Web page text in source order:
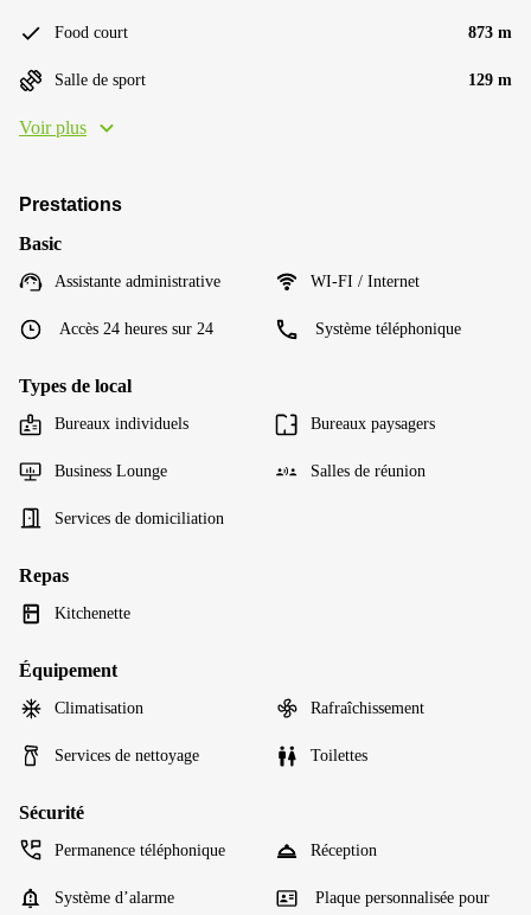
Food court 873 m
Salle de sport 129 m
Voir plus
Prestations
Basic
Assistante administrative WI-FI / Internet
Accès 24 heures sur 24 Système téléphonique
Types de local
Bureaux individuels Bureaux paysagers
Business Lounge Salles de réunion
Services de domiciliation
Repas
Kitchenette
Équipement
Climatisation Rafraîchissement
Services de nettoyage Toilettes
Sécurité
Permanence téléphonique Réception
Système d’alarme
Plaque personnalisée pour